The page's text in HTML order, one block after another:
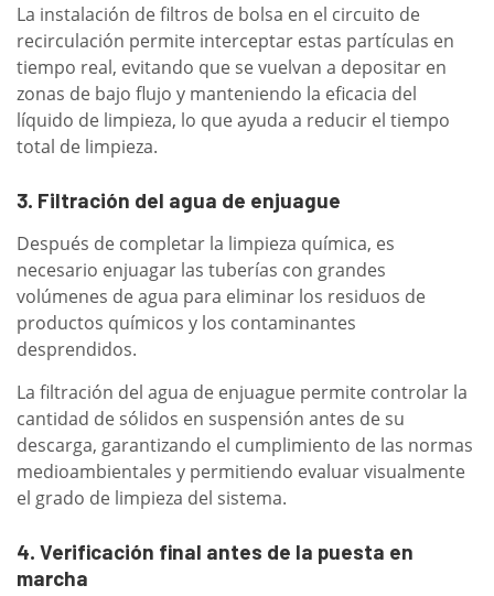
La instalación de filtros de bolsa en el circuito de
recirculación permite interceptar estas partículas en
tiempo real, evitando que se vuelvan a depositar en
zonas de bajo flujo y manteniendo la eficacia del
líquido de limpieza, lo que ayuda a reducir el tiempo
total de limpieza.
3. Filtración del agua de enjuague
Después de completar la limpieza química, es
necesario enjuagar las tuberías con grandes
volúmenes de agua para eliminar los residuos de
productos químicos y los contaminantes
desprendidos.
La filtración del agua de enjuague permite controlar la
cantidad de sólidos en suspensión antes de su
descarga, garantizando el cumplimiento de las normas
medioambientales y permitiendo evaluar visualmente
el grado de limpieza del sistema.
4. Verificación final antes de la puesta en
marcha